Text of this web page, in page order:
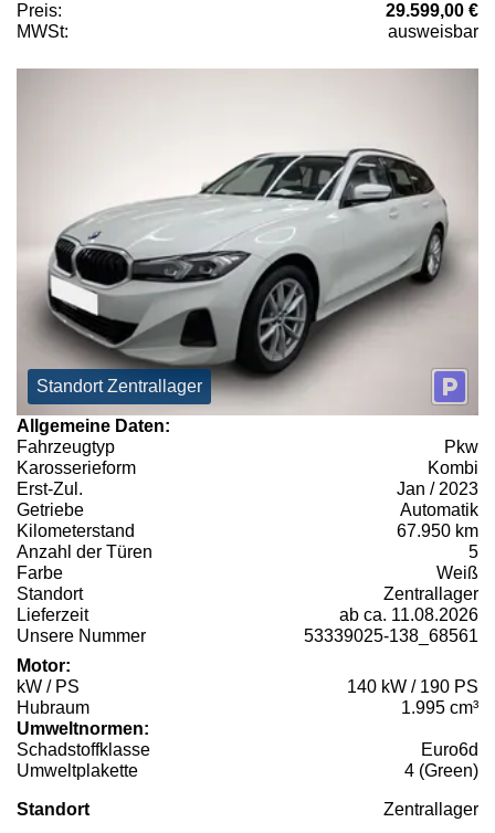
Preis:
29.599,00 €
MWSt:
ausweisbar
Standort Zentrallager
Allgemeine Daten:
Fahrzeugtyp
Pkw
Karosserieform
Kombi
Erst-Zul.
Jan / 2023
Getriebe
Automatik
Kilometerstand
67.950 km
Anzahl der Türen
5
Farbe
Weiß
Standort
Zentrallager
Lieferzeit
ab ca. 11.08.2026
Unsere Nummer
53339025-138_68561
Motor:
kW / PS
140 kW / 190 PS
Hubraum
1.995 cm³
Umweltnormen:
Schadstoffklasse
Euro6d
Umweltplakette
4 (Green)
Standort Zentrallager